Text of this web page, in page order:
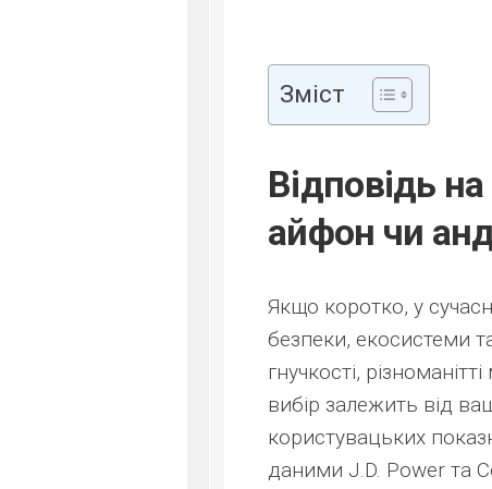
Зміст
Відповідь
айфон чи
Якщо коротко, у
безпеки, екосистеми
гнучкості,
вибір залежить від
користувацьких
даними J.D. Power та